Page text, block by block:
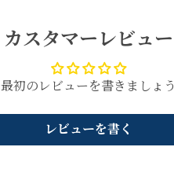
カスタマーレビュー
最初のレビューを書きましょう
レビューを書く